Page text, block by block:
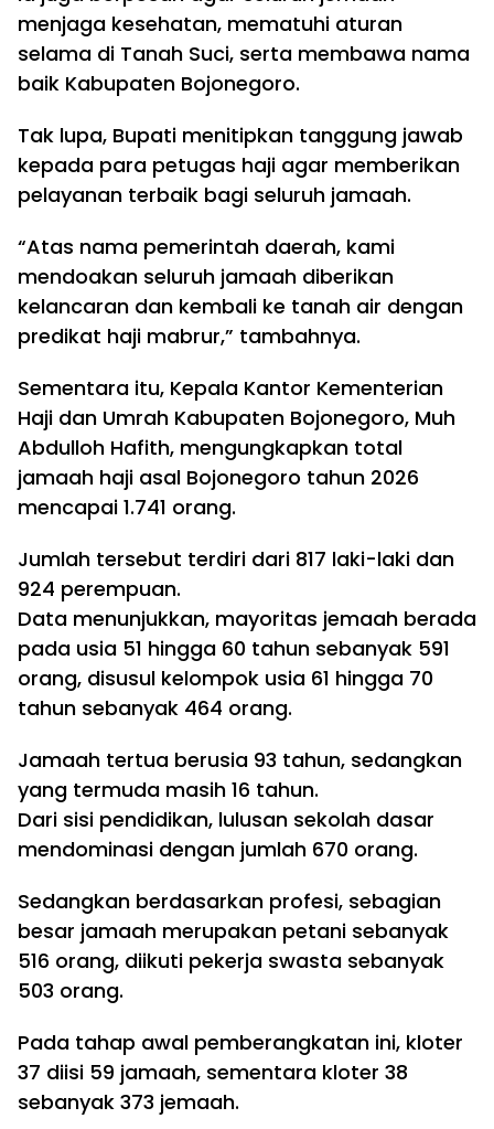
menjaga kesehatan, mematuhi aturan
selama di Tanah Suci, serta membawa nama
baik Kabupaten Bojonegoro.
Tak lupa, Bupati menitipkan tanggung jawab
kepada para petugas haji agar memberikan
pelayanan terbaik bagi seluruh jamaah.
“Atas nama pemerintah daerah, kami
mendoakan seluruh jamaah diberikan
kelancaran dan kembali ke tanah air dengan
predikat haji mabrur,” tambahnya.
Sementara itu, Kepala Kantor Kementerian
Haji dan Umrah Kabupaten Bojonegoro, Muh
Abdulloh Hafith, mengungkapkan total
jamaah haji asal Bojonegoro tahun 2026
mencapai 1.741 orang.
Jumlah tersebut terdiri dari 817 laki-laki dan
924 perempuan.
Data menunjukkan, mayoritas jemaah berada
pada usia 51 hingga 60 tahun sebanyak 591
orang, disusul kelompok usia 61 hingga 70
tahun sebanyak 464 orang.
Jamaah tertua berusia 93 tahun, sedangkan
yang termuda masih 16 tahun.
Dari sisi pendidikan, lulusan sekolah dasar
mendominasi dengan jumlah 670 orang.
Sedangkan berdasarkan profesi, sebagian
besar jamaah merupakan petani sebanyak
516 orang, diikuti pekerja swasta sebanyak
503 orang.
Pada tahap awal pemberangkatan ini, kloter
37 diisi 59 jamaah, sementara kloter 38
sebanyak 373 jemaah.